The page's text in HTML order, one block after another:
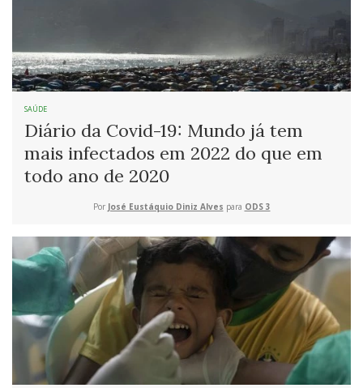
SAÚDE
Diário da Covid-19: Mundo já tem
mais infectados em 2022 do que em
todo ano de 2020
Por José Eustáquio Diniz Alves para ODS 3